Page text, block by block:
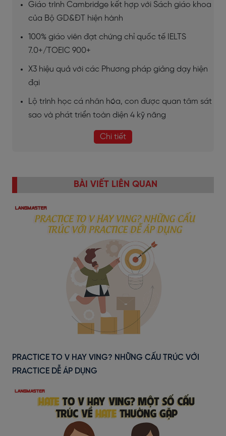
Giáo trình Cambridge kết hợp với Sách giáo khoa
của Bộ GD&ĐT hiện hành
100% giáo viên đạt chứng chỉ quốc tế IELTS
7.0+/TOEIC 900+
X3 hiệu quả với các Phương pháp giảng dạy hiện
đại
Lộ trình học cá nhân hóa, con được quan tâm sát
sao và phát triển toàn diện 4 kỹ năng
Chi tiết
BÀI VIẾT LIÊN QUAN
PRACTICE TO V HAY VING? NHỮNG CẤU TRÚC VỚI
PRACTICE DỄ ÁP DỤNG